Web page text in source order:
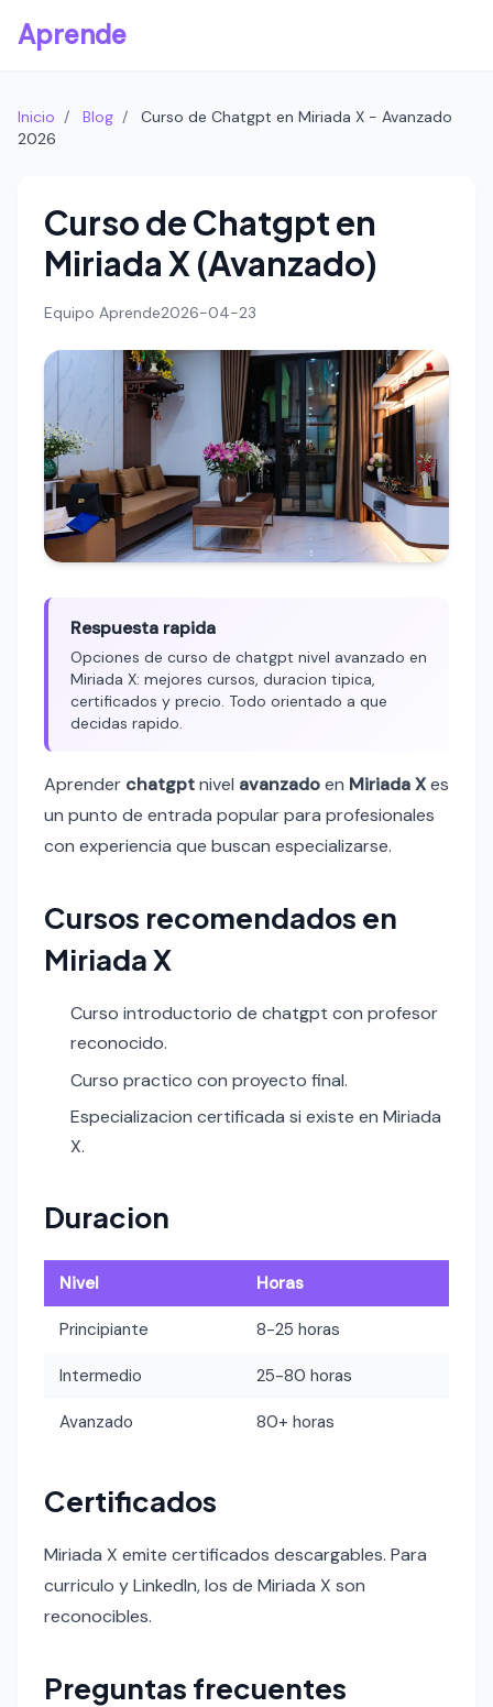
Aprende
Inicio / Blog /
Curso de Chatgpt en Miriada X - Avanzado
2026
Curso de Chatgpt en
Miriada X (Avanzado)
Equipo Aprende2026-04-23
Respuesta rapida
Opciones de curso de chatgpt nivel avanzado en
Miriada X: mejores cursos, duracion tipica,
certificados y precio. Todo orientado a que
decidas rapido.
Aprender chatgptnivel avanzadoen Miriada Xes
un punto de entrada popular para profesionales
con experiencia que buscan especializarse.
Cursos recomendados en
Miriada X
Curso introductorio de chatgpt con profesor
reconocido.
Curso practico con proyecto final.
Especializacion certificada si existe en Miriada
X.
Duracion
Nivel Horas
Principiante 8-25 horas
Intermedio 25-80 horas
Avanzado 80+ horas
Certificados
Miriada X emite certificados descargables. Para
curriculo y LinkedIn, los de Miriada X son
reconocibles.
Preguntas frecuentes